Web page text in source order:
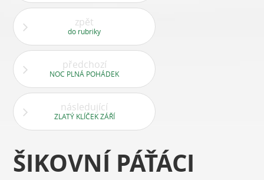
zpět
do rubriky
předchozí
NOC PLNÁ POHÁDEK
následující
ZLATÝ KLÍČEK ZÁŘÍ
ŠIKOVNÍ PÁŤÁCI